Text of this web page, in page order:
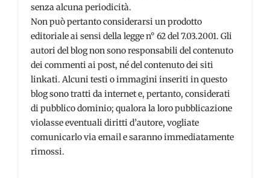
senza alcuna periodicità.
Non può pertanto considerarsi un prodotto
editoriale ai sensi della legge n° 62 del 7.03.2001. Gli
autori del blog non sono responsabili del contenuto
dei commenti ai post, né del contenuto dei siti
linkati. Alcuni testi o immagini inseriti in questo
blog sono tratti da internet e, pertanto, considerati
di pubblico dominio; qualora la loro pubblicazione
violasse eventuali diritti d’autore, vogliate
comunicarlo via email e saranno immediatamente
rimossi.